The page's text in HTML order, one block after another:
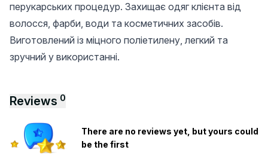
перукарських процедур. Захищає одяг клієнта від
волосся, фарби, води та косметичних засобів.
Виготовлений із міцного поліетилену, легкий та
зручний у використанні.
Reviews 0
There are no reviews yet, but yours could
be the first